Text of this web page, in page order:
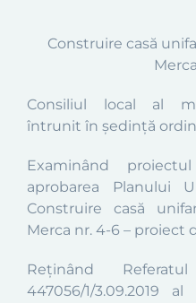
Construire casă
Consiliul local al
întrunit în şedinţă
Examinând
aprobarea
Planului
Construire casă
Merca nr. 4-6 – proiect
Reținând
447056/1/3.09.2019 al